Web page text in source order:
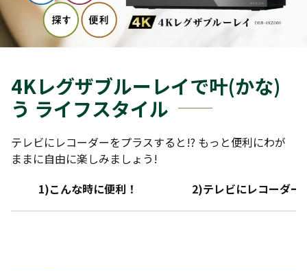
4Kレグザブルーレイで叶(かな)
う ライフスタイル
テレビにレコーダーをプラスすると!? もっと便利にわが
ままに自由に楽しみましょう!
1)こんな時に便利！
2)テレビにレコーダー